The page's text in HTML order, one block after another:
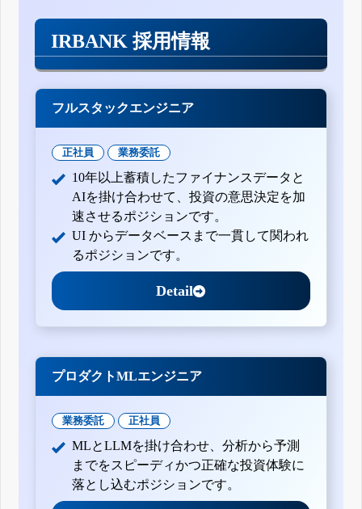
IRBANK 採用情報
フルスタックエンジニア
正社員 業務委託
10年以上蓄積したファイナンスデータと
AIを掛け合わせて、投資の意思決定を加
速させるポジションです。
UI からデータベースまで一貫して関われ
るポジションです。
Detail
プロダクトMLエンジニア
業務委託 正社員
MLとLLMを掛け合わせ、分析から予測
までをスピーディかつ正確な投資体験に
落とし込むポジションです。